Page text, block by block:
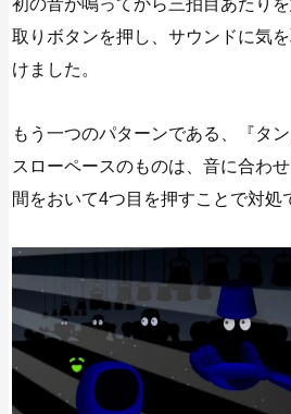
初の音が鳴ってから三拍目あたり
取りボタンを押し、サウンドに気
けました。
もう一つのパターンである、『タ
スローペースのものは、音に合わ
間をおいて4つ目を押すことで対処